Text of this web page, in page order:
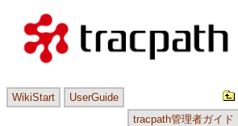
WikiStart
UserGuide
tracpath管理者ガイド